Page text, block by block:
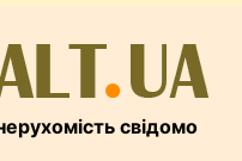
свідомо